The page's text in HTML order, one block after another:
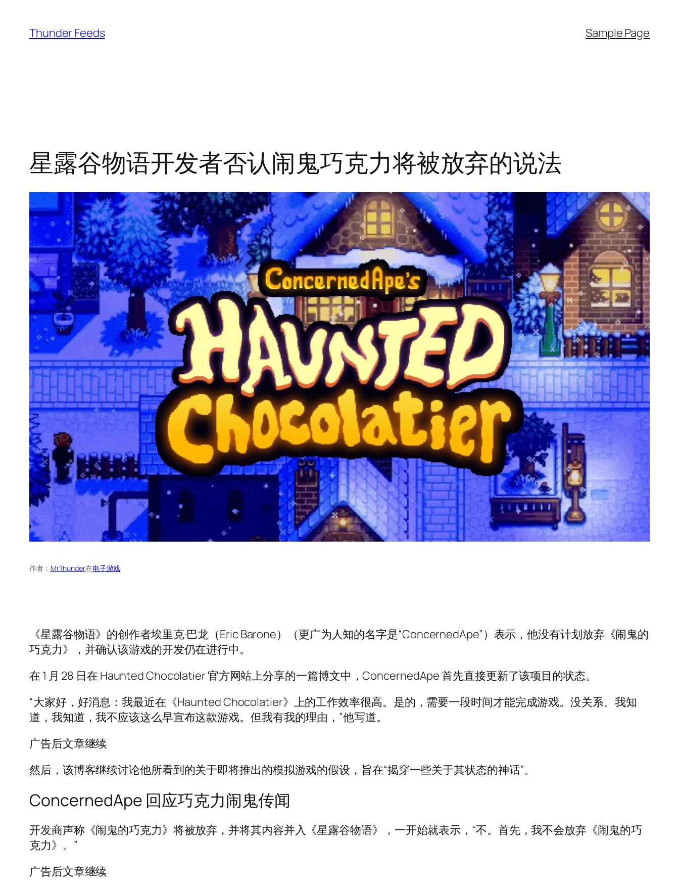
Thunder Feeds Sample Page
星露谷物语开发者否认闹鬼巧克力将被放弃的说法
作者： MrThunder在电子游戏
《星露谷物语》的创作者埃里克·巴龙（Eric Barone）（更广为人知的名字是“ConcernedApe”）表示，他没有计划放弃《闹鬼的
巧克力》，并确认该游戏的开发仍在进行中。
在 1 月 28 日在 Haunted Chocolatier 官方网站上分享的一篇博文中，ConcernedApe 首先直接更新了该项目的状态。
“大家好，好消息：我最近在《Haunted Chocolatier》上的工作效率很高。是的，需要一段时间才能完成游戏。没关系。我知
道，我知道，我不应该这么早宣布这款游戏。但我有我的理由，”他写道。
广告后文章继续
然后，该博客继续讨论他所看到的关于即将推出的模拟游戏的假设，旨在“揭穿一些关于其状态的神话”。
ConcernedApe 回应巧克力闹鬼传闻
开发商声称《闹鬼的巧克力》将被放弃，并将其内容并入《星露谷物语》，一开始就表示，“不。首先，我不会放弃《闹鬼的巧
克力》。”
广告后文章继续